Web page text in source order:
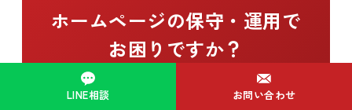
ホームページの保守・運用で
お困りですか？
Web管理では、月額1万円からホームページの
LINE相談 お問い合わせ